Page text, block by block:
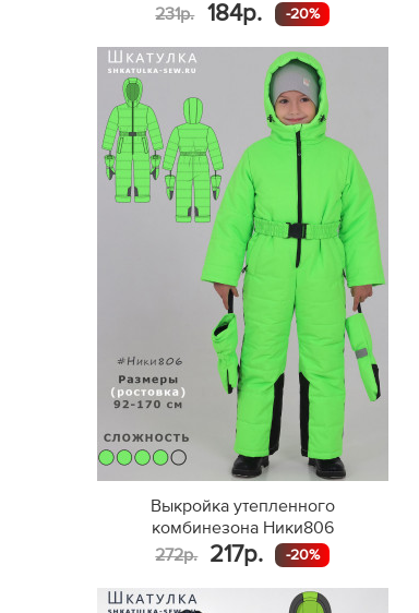
231р.
184р. -20%
Выкройка утепленного
комбинезона Ники806
272р.
217р. -20%